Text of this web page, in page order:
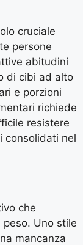
cruciale
persone
abitudini
di cibi ad alto
e porzioni
richiede
resistere
consolidati nel
che
Uno stile
mancanza